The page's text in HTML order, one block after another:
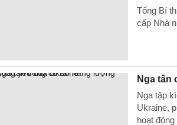
Tổng Bí
cấp Nhà
Nga tấn
Nga tập
Ukraine,
hoạt